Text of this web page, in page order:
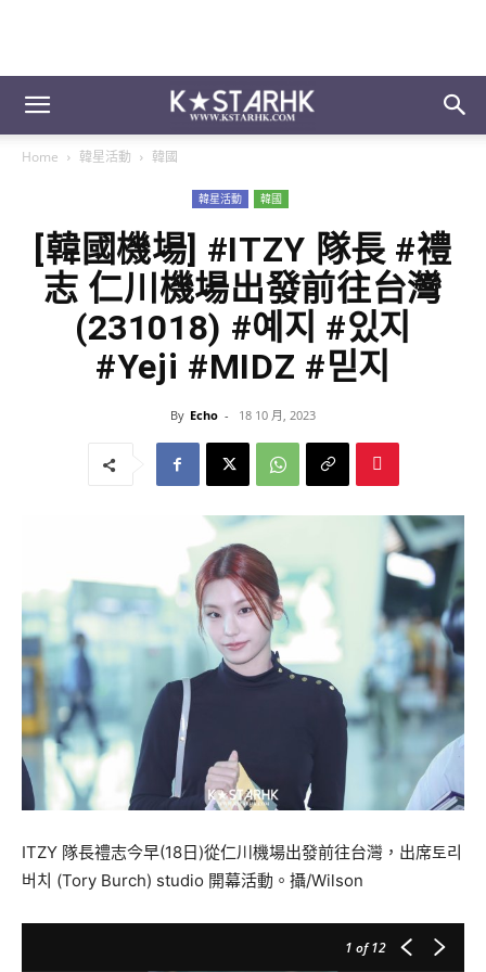
Home 韓星活動 韓國
韓星活動 韓國
[韓國機場] #ITZY 隊長 #禮
志 仁川機場出發前往台灣
(231018) #예지 #있지
#Yeji #MIDZ #믿지
By Echo - 18 10 月, 2023
ITZY 隊長禮志今早(18日)從仁川機場出發前往台灣，出席토리
버치 (Tory Burch) studio 開幕活動。攝/Wilson
1 of 12